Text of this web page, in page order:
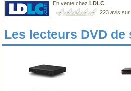
En vente chez LDLC
223 avis
Les lecteurs DVD